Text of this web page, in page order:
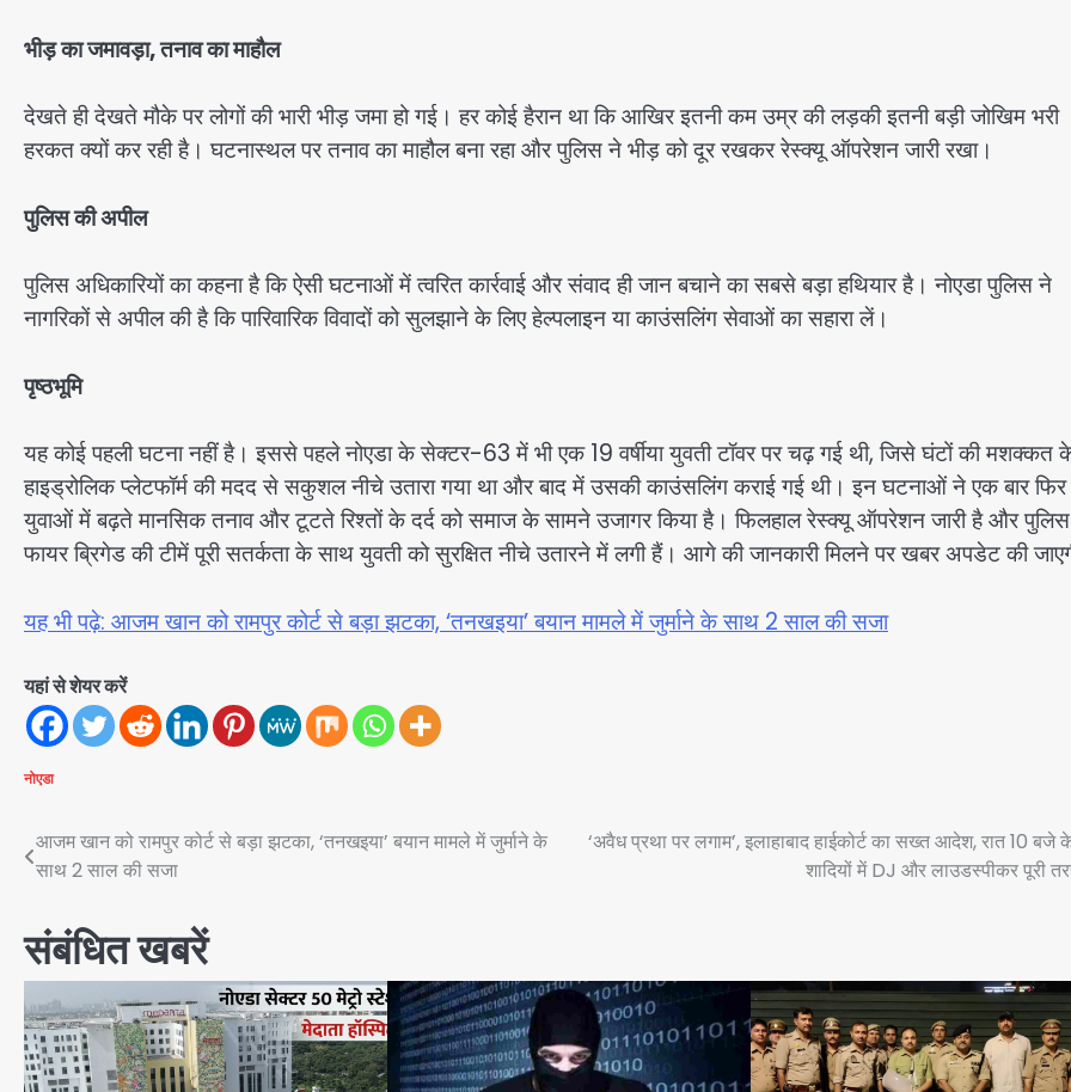
भीड़ का जमावड़ा, तनाव का माहौल
देखते ही देखते मौके पर लोगों की भारी भीड़ जमा हो गई। हर कोई हैरान था कि आखिर इतनी कम उम्र की लड़की इतनी बड़ी जोखिम भरी
हरकत क्यों कर रही है। घटनास्थल पर तनाव का माहौल बना रहा और पुलिस ने भीड़ को दूर रखकर रेस्क्यू ऑपरेशन जारी रखा।
पुलिस की अपील
पुलिस अधिकारियों का कहना है कि ऐसी घटनाओं में त्वरित कार्रवाई और संवाद ही जान बचाने का सबसे बड़ा हथियार है। नोएडा पुलिस ने
नागरिकों से अपील की है कि पारिवारिक विवादों को सुलझाने के लिए हेल्पलाइन या काउंसलिंग सेवाओं का सहारा लें।
पृष्ठभूमि
यह कोई पहली घटना नहीं है। इससे पहले नोएडा के सेक्टर-63 में भी एक 19 वर्षीया युवती टॉवर पर चढ़ गई थी, जिसे घंटों की मशक्कत
हाइड्रोलिक प्लेटफॉर्म की मदद से सकुशल नीचे उतारा गया था और बाद में उसकी काउंसलिंग कराई गई थी। इन घटनाओं ने एक बार फिर
युवाओं में बढ़ते मानसिक तनाव और टूटते रिश्तों के दर्द को समाज के सामने उजागर किया है। फिलहाल रेस्क्यू ऑपरेशन जारी है और
फायर ब्रिगेड की टीमें पूरी सतर्कता के साथ युवती को सुरक्षित नीचे उतारने में लगी हैं। आगे की जानकारी मिलने पर खबर अपडेट की
यह भी पढ़े: आजम खान को रामपुर कोर्ट से बड़ा झटका, ‘तनखइया’ बयान मामले में जुर्माने के साथ 2 साल की सजा
यहां से शेयर करें
नोएडा
Post
आजम खान को रामपुर कोर्ट से बड़ा झटका, ‘तनखइया’ बयान मामले में जुर्माने के
साथ 2 साल की सजा
‘अवैध प्रथा पर लगाम’, इलाहाबाद हाईकोर्ट का सख्त आदेश, रात 10 बजे
शादियों में DJ और लाउडस्पीकर पूरी
संबंधित खबरें